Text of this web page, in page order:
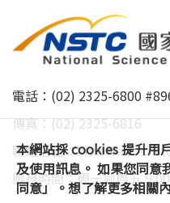
電話：(02) 2325-6800
傳真：(02) 2325-6816
聯絡信箱：
服務時間：周一到周五
本網站採 cookies 提升用
及使用訊息。 如果您同意
同意」。想了解更多相關